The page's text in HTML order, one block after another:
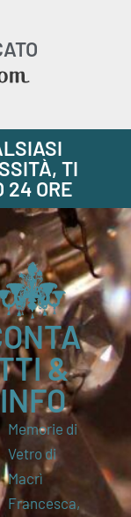
TI
24 ORE
&
INFO
Memorie di
Vetro di
Macrì
Francesca,